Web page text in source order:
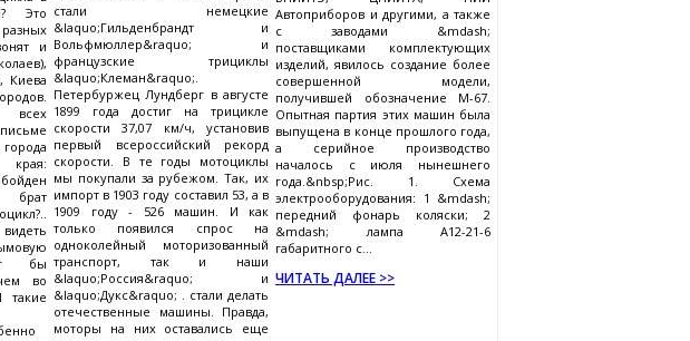
Это
и
Киева
края:
брат
бы
во
такие
стали немецкие
&laquo;Гильденбрандт и
Вольфмюллер&raquo; и
французские трициклы
&laquo;Клеман&raquo;.
Петербуржец Лундберг в августе
1899 года достиг на трицикле
скорости 37,07 км/ч, установив
первый всероссийский рекорд
скорости. В те годы мотоциклы
мы покупали за рубежом. Так, их
импорт в 1903 году составил 53, а в
1909 году - 526 машин. И как
только появился спрос на
одноколейный моторизованный
транспорт, так и наши
&laquo;Россия&raquo; и
&laquo;Дукс&raquo; . стали делать
отечественные машины. Правда,
моторы на них оставались еще
Автоприборов и другими, а также
с заводами &mdash;
поставщиками комплектующих
изделий, явилось создание более
совершенной модели,
получившей обозначение М-67.
Опытная партия этих машин была
выпущена в конце прошлого года,
а серийное производство
началось с июля нынешнего
года.&nbsp;Рис. 1. Схема
электрооборудования: 1 &mdash;
передний фонарь коляски; 2
&mdash; лампа А12-21-6
габаритного с...
ЧИТАТЬ ДАЛЕЕ >>